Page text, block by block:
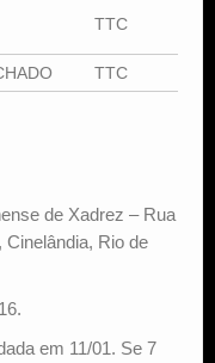
TTC
TTC
de Xadrez – Rua
Rio de
em 11/01. Se 7